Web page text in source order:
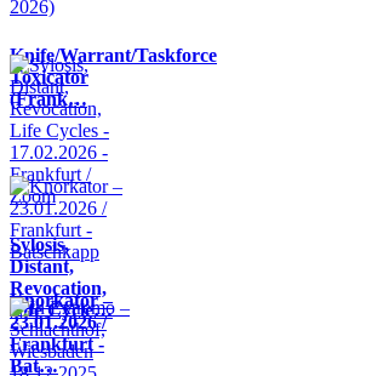
Knife/Warrant/Taskforce
Toxicator
(Frank…
Sylosis,
Distant,
Revocation,
Life Cycle…
Knorkator –
23.01.2026 /
Frankfurt -
Bat…